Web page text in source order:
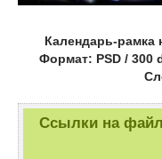
Календарь-рамка
Формат: PSD / 300
Ссылки на